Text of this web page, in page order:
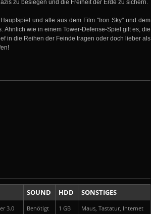
zu besiegen und die Freiheit der Erde zu sichern.
und alle aus dem Film "Iron Sky" und dem
Ähnlich wie in einem Tower-Defense-Spiel gilt es, die
in die Reihen der Feinde tragen oder doch lieber als
SOUND HDD SONSTIGES
3.0
Benötigt 1 GB Maus, Tastatur, Internet